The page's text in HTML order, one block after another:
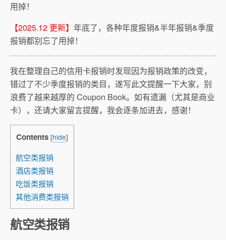
用掉！
【2025.12 更新】 年底了，各种年度报销&半年报销&季度
报销都别忘了用掉！
我在整理自己的信用卡报销时发现因为报销政策的改变，
错过了不少季度报销的类目，遂写此文提醒一下大家，别
浪费了越来越厚的 Coupon Book。如有遗漏（尤其是商业
卡），还请大家留言提醒，我会逐条加进去，感谢！
Contents [hide]
航空类报销
酒店类报销
吃饭类报销
其他消费类报销
航空类报销